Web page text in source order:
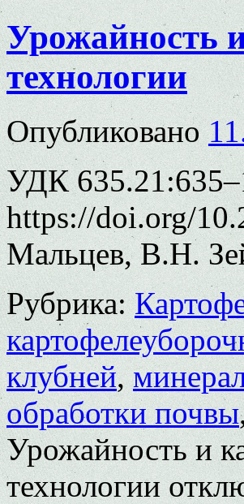
Урожайность
технологии
Опубликовано
УДК
https://doi.org/
Мальцев, В.Н.
Рубрика:
клубней,
обработки почвы
Урожайность и
технологии